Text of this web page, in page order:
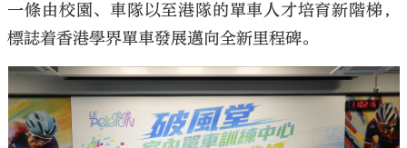
一條由校園、車隊以至港隊的單車人才培育新階梯，
標誌着香港學界單車發展邁向全新里程碑。